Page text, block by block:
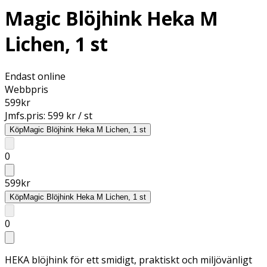
Magic Blöjhink Heka M
Lichen, 1 st
Endast online
Webbpris
599kr
Jmfs.pris: 599 kr / st
KöpMagic Blöjhink Heka M Lichen, 1 st
0
599kr
KöpMagic Blöjhink Heka M Lichen, 1 st
0
HEKA blöjhink för ett smidigt, praktiskt och miljövänligt